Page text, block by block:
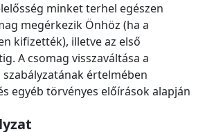
minket terhel egészen
megérkezik Önhöz (ha a
kifizették), illetve az első
A csomag visszaváltása a
értelmében
egyéb törvényes előírások alapján